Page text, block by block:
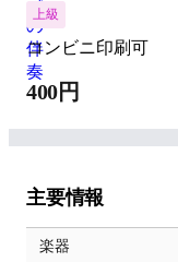
上級
コンビニ印刷可
400円
主要情報
楽器